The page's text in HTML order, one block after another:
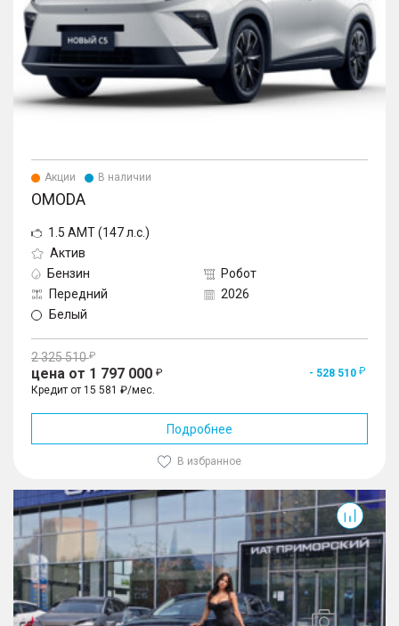
Акции В наличии
OMODA
1.5 AMT (147 л.с.)
Актив
Бензин
Робот
Передний
2026
Белый
2 325 510
цена от 1 797 000
- 528 510
Кредит от 15 581 ₽/мес.
Подробнее
В избранное